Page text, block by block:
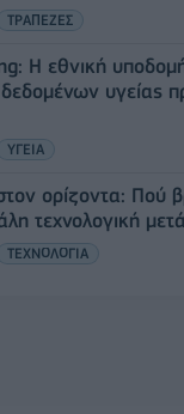
ΤΡΑΠΕΖΕΣ
Η εθνική
υγείας
ΥΓΕΙΑ
ορίζοντα: Πού
τεχνολογική
ΤΕΧΝΟΛΟΓΙΑ